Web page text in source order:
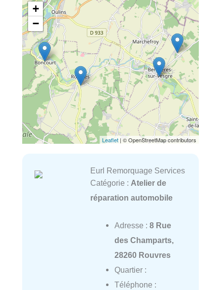
+
−
Leaflet | © OpenStreetMap contributors
Eurl Remorquage Services
Catégorie : Atelier de
réparation automobile
Adresse : 8 Rue
des Champarts,
28260 Rouvres
Quartier :
Téléphone :